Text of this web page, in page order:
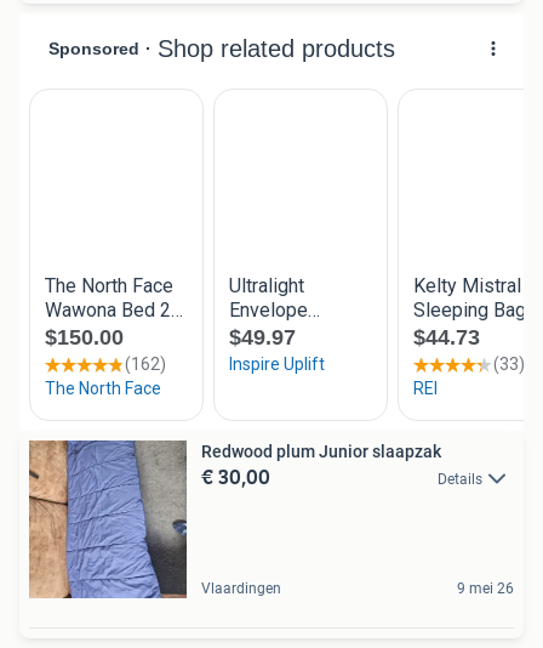
Redwood plum Junior slaapzak
€ 30,00 Details
Vlaardingen 9 mei 26